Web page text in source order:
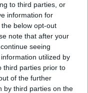
to third parties, or
information for
below opt-out
note that after your
seeing
utilized by
third parties prior to
of the further
by third parties on the